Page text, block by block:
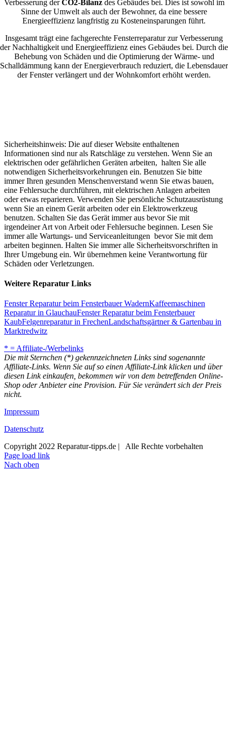
Verbesserung derCO2-Bilanzdes Gebäudes bei. Dies ist sowohl im
Sinne der Umwelt als auch der Bewohner, da eine bessere
Energieeffizienz langfristig zu Kosteneinsparungen führt.
Insgesamt trägt eine fachgerechte Fensterreparatur zur Verbesserung
der Nachhaltigkeit und Energieeffizienz eines Gebäudes bei. Durch die
Behebung von Schäden und die Optimierung der Wärme- und
Schalldämmung kann der Energieverbrauch reduziert, die Lebensdauer
der Fenster verlängert und der Wohnkomfort erhöht werden.
Sicherheitshinweis: Die auf dieser Website enthaltenen
Informationen sind nur als Ratschläge zu verstehen. Wenn Sie an
elektrischen oder gefährlichen Geräten arbeiten, halten Sie alle
notwendigen Sicherheitsvorkehrungen ein. Benutzen Sie bitte
immer Ihren gesunden Menschenverstand wenn Sie etwas bauen,
eine Fehlersuche durchführen, mit elektrischen Anlagen arbeiten
oder etwas reparieren. Verwenden Sie persönliche Schutzausrüstung
wenn Sie an einem Gerät arbeiten oder ein Elektrowerkzeug
benutzen. Schalten Sie das Gerät immer aus bevor Sie mit
irgendeiner Art von Arbeit oder Fehlersuche beginnen. Lesen Sie
immer alle Wartungs- und Serviceanleitungen bevor Sie mit dem
arbeiten beginnen. Halten Sie immer alle Sicherheitsvorschriften in
Ihrer Umgebung ein. Wir übernehmen keine Verantwortung für
Schäden oder Verletzungen.
Weitere Reparatur Links
Fenster Reparatur beim Fensterbauer WadernKaffeemaschinen
Reparatur in GlauchauFenster Reparatur beim Fensterbauer
KaubFelgenreparatur in FrechenLandschaftsgärtner & Gartenbau in
Marktredwitz
* = Affiliate-/Werbelinks
Die mit Sternchen (*) gekennzeichneten Links sind sogenannte
Affiliate-Links. Wenn Sie auf so einen Affiliate-Link klicken und über
diesen Link einkaufen, bekommen wir von dem betreffenden Online-
Shop oder Anbieter eine Provision. Für Sie verändert sich der Preis
nicht.
Impressum
Datenschutz
Copyright 2022 Reparatur-tipps.de | Alle Rechte vorbehalten
Page load link
Nach oben